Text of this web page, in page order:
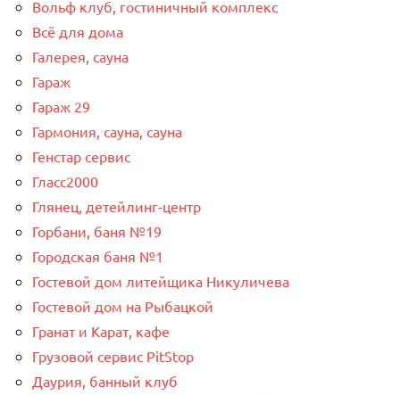
Вольф клуб, гостиничный комплекс
Всё для дома
Галерея, сауна
Гараж
Гараж 29
Гармония, сауна, сауна
Генстар сервис
Гласс2000
Глянец, детейлинг-центр
Горбани, баня №19
Городская баня №1
Гостевой дом литейщика Никуличева
Гостевой дом на Рыбацкой
Гранат и Карат, кафе
Грузовой сервис PitStop
Даурия, банный клуб